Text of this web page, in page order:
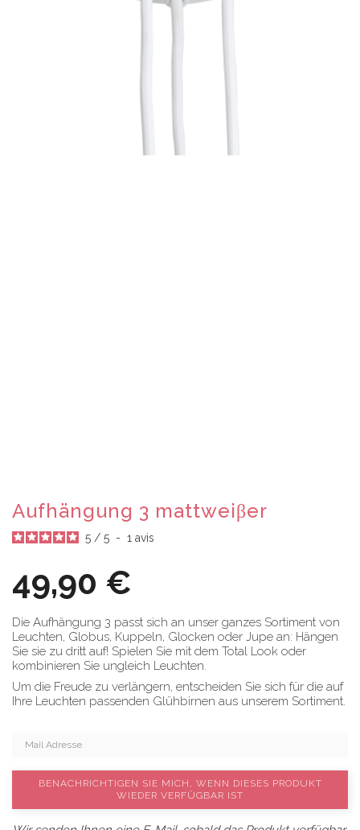
Aufhängung 3 mattweiβer
5 / 5 - 1 avis
49,90 €
Die Aufhängung 3 passt sich an unser ganzes Sortiment von
Leuchten, Globus, Kuppeln, Glocken oder Jupe an: Hängen
Sie sie zu dritt auf! Spielen Sie mit dem Total Look oder
kombinieren Sie ungleich Leuchten.
Um die Freude zu verlängern, entscheiden Sie sich für die auf
Ihre Leuchten passenden Glühbirnen aus unserem Sortiment.
BENACHRICHTIGEN SIE MICH, WENN DIESES PRODUKT
WIEDER VERFÜGBAR IST